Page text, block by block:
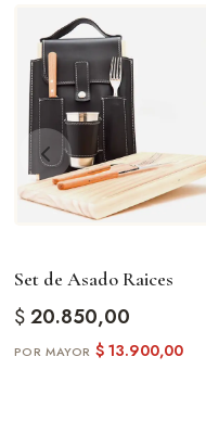
Set de Asado Raices
$20.850,00
$13.900,00